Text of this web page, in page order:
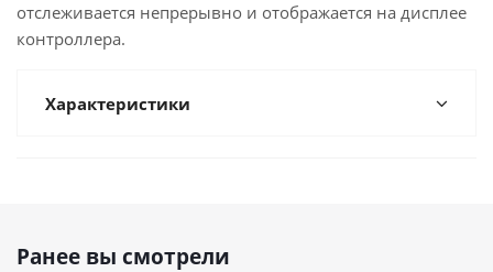
отслеживается непрерывно и отображается на дисплее
контроллера.
Характеристики
Ранее вы смотрели